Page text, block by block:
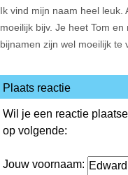
Ik vind mijn naam heel leuk.
moeilijk bijv. Je heet Tom
bijnamen zijn wel moeilijk te
Plaats reactie
Wil je een reactie
op volgende:
Jouw voornaam: